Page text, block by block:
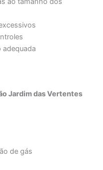
adequada
Jardim das Vertentes
de gás